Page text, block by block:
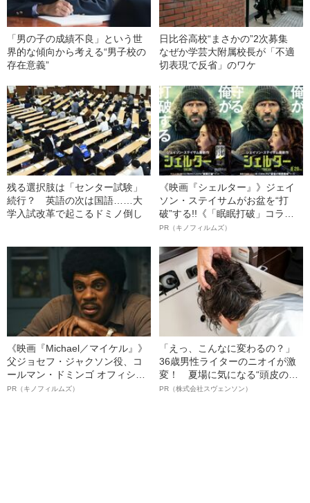
「男の子の成績不良」という世
界的な傾向から考える“男子校の
存在意義”
日比谷高校“まさかの”2次募集
なぜか学芸大附属校長が「不適
切表現で反省」のワケ
残る選択肢は「センター試験」
続行？ 英語の次は国語……大
学入試改革で起こるドミノ倒し
《映画『シェルター』》ジェイ
ソン・ステイサムがお盆を“打
破”する!!《「眠眠打破」コラ
ボ》
PR（キノフィルムズ）
《映画『Michael／マイケル』》
父ジョセフ・ジャクソン役、コ
ールマン・ドミンゴ オフィシャ
ルインタビュー“観客を魅了した
PR（キノフィルムズ）
「えっ、こんなに変わるの？」
36歳男性ライターのニオイが激
変！ 夏場に気になる“頭皮のニ
オイ”や“ベタつき”を解消す
PR（株式会社スヴェンソン）